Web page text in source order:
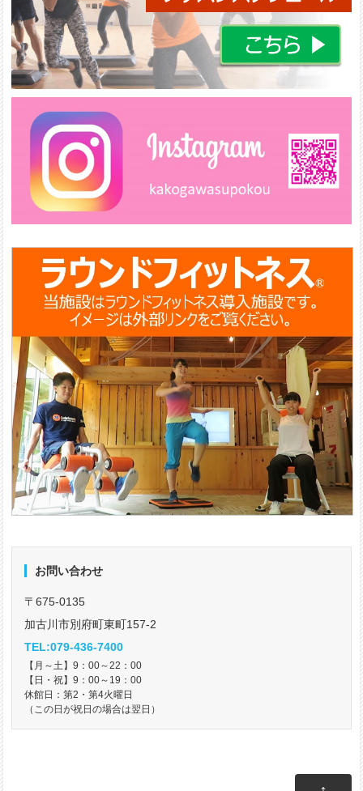
お問い合わせ
〒675-0135
加古川市別府町東町157-2
TEL:079-436-7400
【月～土】9：00～22：00
【日・祝】9：00～19：00
休館日：第2・第4火曜日
（この日が祝日の場合は翌日）